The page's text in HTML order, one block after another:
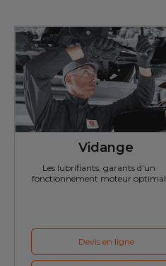
Vidange
Les lubrifiants, garants d’un
fonctionnement moteur optimal
Devis en ligne